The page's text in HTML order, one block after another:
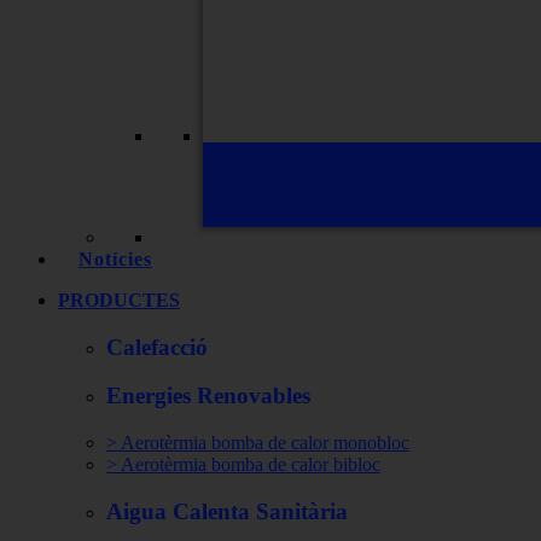
Notícies
PRODUCTES
Calefacció
Energies Renovables
> Aerotèrmia bomba de calor monobloc
> Aerotèrmia bomba de calor bibloc
Aigua Calenta Sanitària